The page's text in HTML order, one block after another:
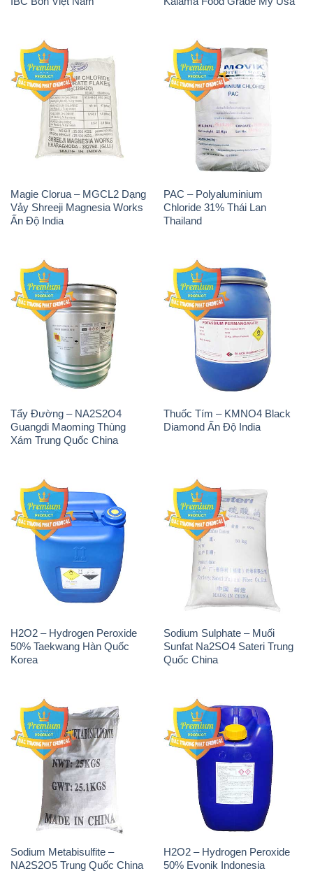
Magie Clorua – MGCL2 Dạng
Vảy Shreeji Magnesia Works
Ấn Độ India
PAC – Polyaluminium
Chloride 31% Thái Lan
Thailand
Tẩy Đường – NA2S2O4
Guangdi Maoming Thùng
Xám Trung Quốc China
Thuốc Tím – KMNO4 Black
Diamond Ấn Độ India
H2O2 – Hydrogen Peroxide
50% Taekwang Hàn Quốc
Korea
Sodium Sulphate – Muối
Sunfat Na2SO4 Sateri Trung
Quốc China
Sodium Metabisulfite –
NA2S2O5 Trung Quốc China
H2O2 – Hydrogen Peroxide
50% Evonik Indonesia